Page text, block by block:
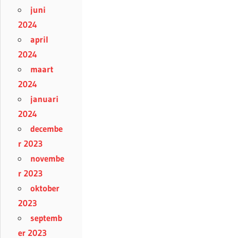
juni
2024
april
2024
maart
2024
januari
2024
decembe
r 2023
novembe
r 2023
oktober
2023
septemb
er 2023